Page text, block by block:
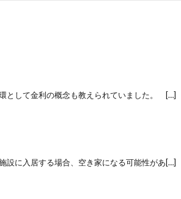
として金利の概念も教えられていました。 […]
に入居する場合、空き家になる可能性があ[…]